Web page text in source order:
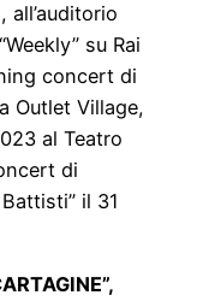
all’auditorio
su Rai
concert di
Outlet Village,
al Teatro
di
il 31